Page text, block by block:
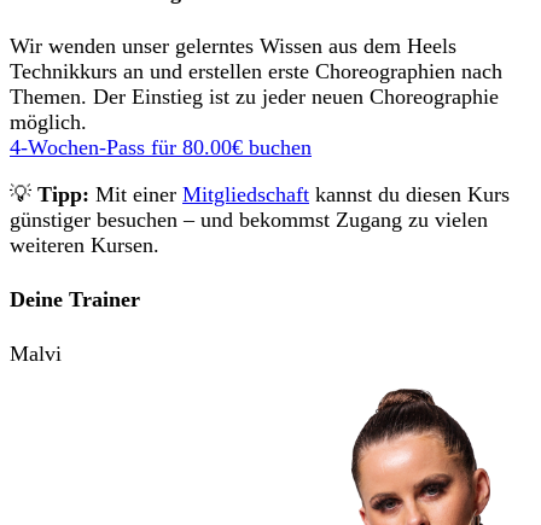
Wir wenden unser gelerntes Wissen aus dem Heels
Technikkurs an und erstellen erste Choreographien nach
Themen. Der Einstieg ist zu jeder neuen Choreographie
möglich.
4-Wochen-Pass für 80.00€ buchen
💡 Tipp: Mit einer Mitgliedschaft kannst du diesen Kurs
günstiger besuchen – und bekommst Zugang zu vielen
weiteren Kursen.
Deine Trainer
Malvi